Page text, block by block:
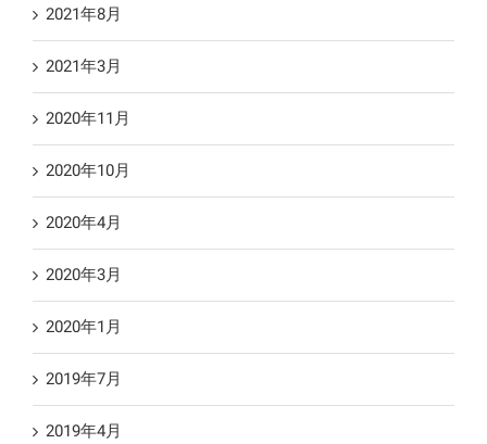
2021年8月
2021年3月
2020年11月
2020年10月
2020年4月
2020年3月
2020年1月
2019年7月
2019年4月